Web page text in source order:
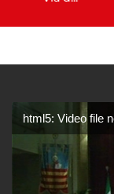
html5: Video file